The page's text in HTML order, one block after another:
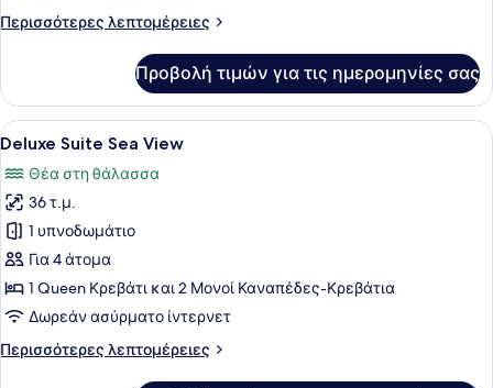
Περισσότερες λεπτομέρειες
Περισσότερες
Suite
Sea
View
Προβολή τιμών για τις ημερομηνίες σας
Προβολή
όλων
των
φωτογραφιών
για
Deluxe
Suite
Sea
Ένα σύγχρονο υπνοδωμάτιο με
11
Deluxe Suite Sea View
Θέα στη θάλασσα
36 τ.μ.
1 υπνοδωμάτιο
Για 4 άτομα
1 Queen Κρεβάτι και 2 Μονοί Καναπέδες-Κρεβάτια
Δωρεάν ασύρματο ίντερνετ
Περισσότερες λεπτομέρειες
Περισσότερες